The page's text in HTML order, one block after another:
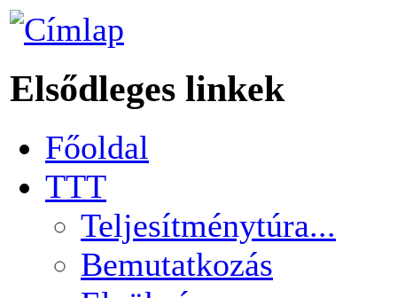
Elsődleges linkek
Főoldal
TTT
Teljesítménytúra...
Bemutatkozás